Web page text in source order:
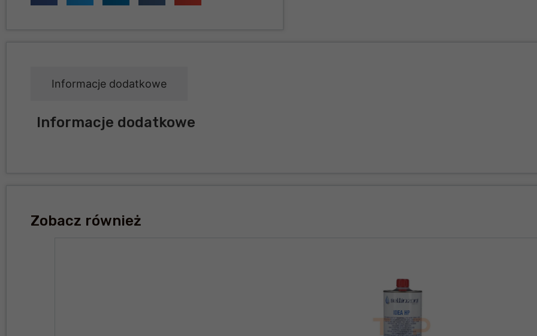
Informacje dodatkowe
Informacje dodatkowe
Zobacz również